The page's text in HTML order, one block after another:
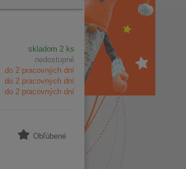
skladom 2 ks
nedostupné
do 2 pracovných dní
do 2 pracovných dní
do 2 pracovných dní
Obľúbené